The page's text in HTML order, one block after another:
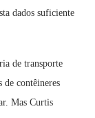
dados suficiente
de transporte
contêineres
Mas Curtis